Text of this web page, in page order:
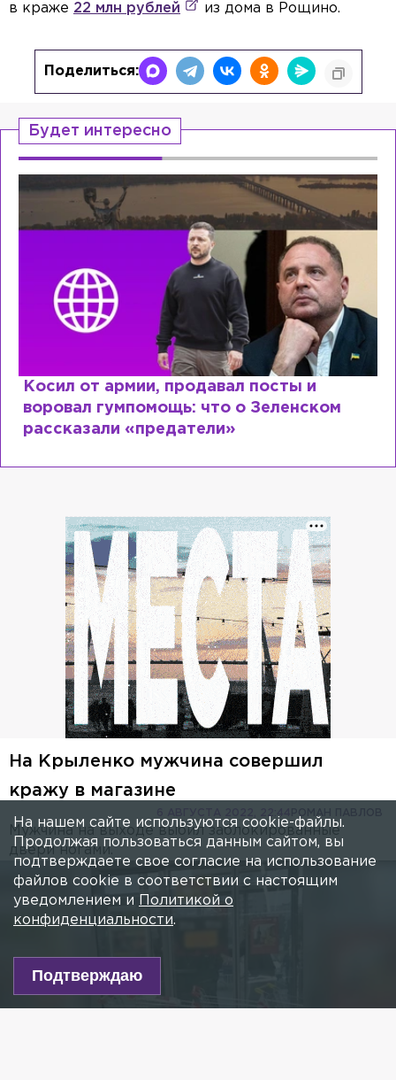
в краже 22 млн рублей из дома в Рощино.
Поделиться:
Будет интересно
Косил от армии, продавал посты и
воровал гумпомощь: что о Зеленском
рассказали «предатели»
На Крыленко мужчина совершил
кражу в магазине
РОМАН ПАВЛОВ
Мужчина на выходе выбил заблокированные
двери ногами.
На нашем сайте используются cookie-файлы.
Продолжая пользоваться данным сайтом, вы
подтверждаете свое согласие на использование
файлов cookie в соответствии с настоящим
уведомлением и
Политикой о
конфиденциальности.
Подтверждаю